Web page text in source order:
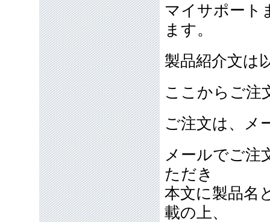
マイサポート
ます。
製品紹介文は
ここからご注
ご注文は、メ
メールでご注
ただき
本文に製品名
載の上、